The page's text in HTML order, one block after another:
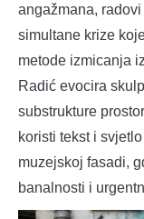
angažmana,
simultane krize
metode izmicanja
Radić evocira
substrukture
koristi tekst i
muzejskoj fasadi,
banalnosti i